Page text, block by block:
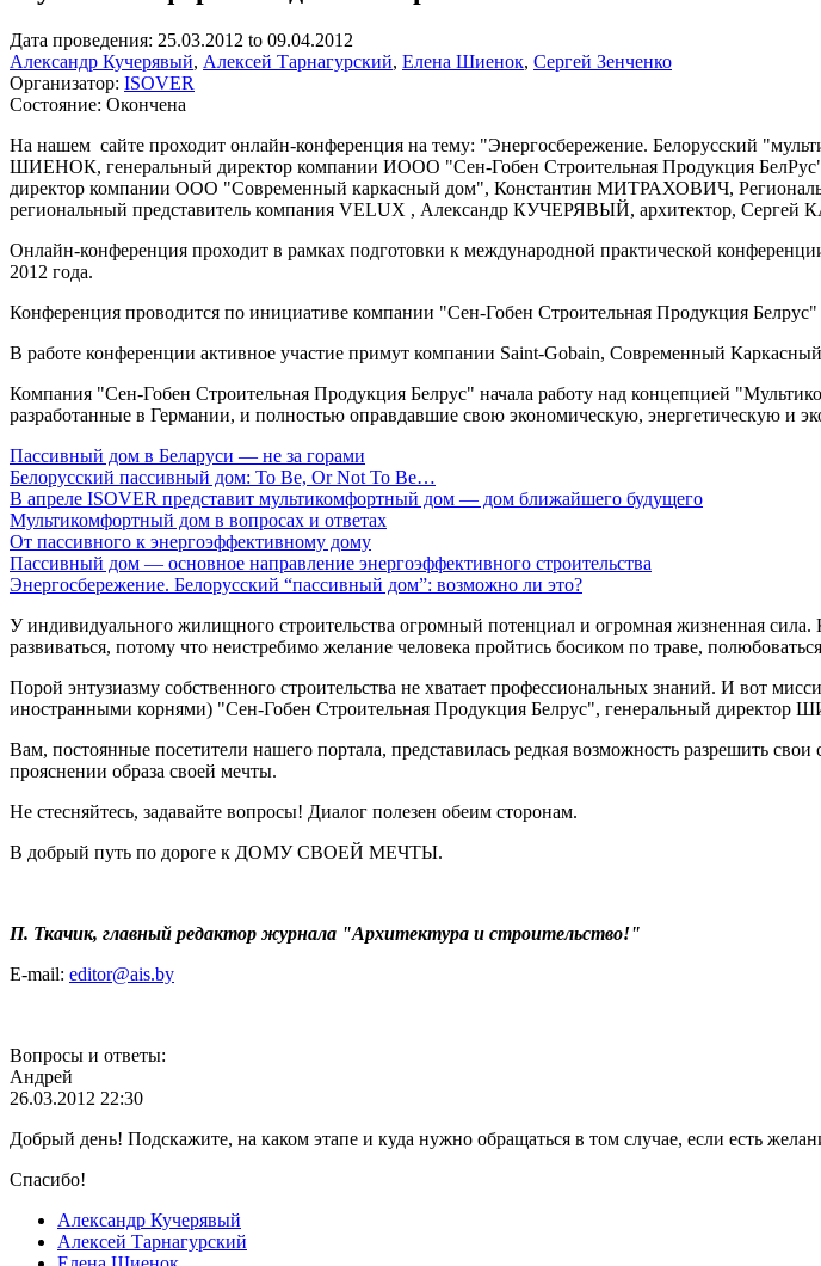
Дата проведения: 25.03.2012 to 09.04.2012
Александр Кучерявый, Алексей Тарнагурский, Елена Шиенок, Сергей Зенченко
Организатор: ISOVER
Состояние: Окончена
На нашем сайте проходит онлайн-конференция на тему: "Энергосбережение. Белорусский
ШИЕНОК, генеральный директор компании ИООО "Сен-Гобен Строительная Продукция
директор компании ООО "Современный каркасный дом", Константин МИТРАХОВИЧ,
региональный представитель компания VELUX , Александр КУЧЕРЯВЫЙ, архитектор,
Онлайн-конференция проходит в рамках подготовки к международной практической
2012 года.
Конференция проводится по инициативе компании "Сен-Гобен Строительная Продукция
В работе конференции активное участие примут компании Saint-Gobain, Современный
Компания "Сен-Гобен Строительная Продукция Белрус" начала работу над концепцией
разработанные в Германии, и полностью оправдавшие свою экономическую, энергетическую и
Пассивный дом в Беларуси — не за горами
Бeлорусский пассивный дом: To Be, Or Not To Be…
В апреле ISOVER представит мультикомфортный дом — дом ближайшего будущего
Мультикомфортный дом в вопросах и ответах
От пассивного к энергоэффективному дому
Пассивный дом — основное направление энергоэффективного строительства
Энергосбережение. Белорусский “пассивный дом”: возможно ли это?
У индивидуального жилищного строительства огромный потенциал и огромная жизненная
развиваться, потому что неистребимо желание человека пройтись босиком по траве,
Порой энтузиазму собственного строительства не хватает профессиональных знаний. И вот
иностранными корнями) "Сен-Гобен Строительная Продукция Белрус", генеральный
Вам, постоянные посетители нашего портала, представилась редкая возможность разрешить
прояснении образа своей мечты.
Не стесняйтесь, задавайте вопросы! Диалог полезен обеим сторонам.
В добрый путь по дороге к ДОМУ СВОЕЙ МЕЧТЫ.
П. Ткачик, главный редактор журнала "Архитектура и строительство!"
E-mail: editor@ais.by
Вопросы и ответы:
Андрей
26.03.2012 22:30
Добрый день! Подскажите, на каком этапе и куда нужно обращаться в том случае, если есть
Спасибо!
Александр Кучерявый
Алексей Тарнагурский